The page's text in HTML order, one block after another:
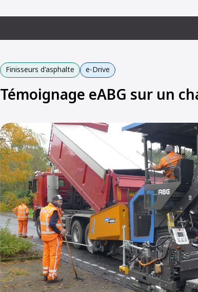
Finisseurs d'asphalte e-Drive
Témoignage eABG sur un